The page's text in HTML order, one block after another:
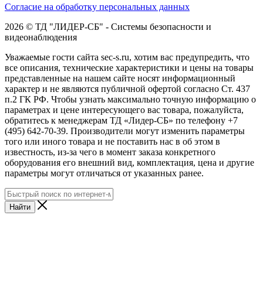
Согласие на обработку персональных данных
2026 © ТД "ЛИДЕР-СБ" - Системы безопасности и
видеонаблюдения
Уважаемые гости сайта sec-s.ru, хотим вас предупредить, что
все описания, технические характеристики и цены на товары
представленные на нашем сайте носят информационный
характер и не являются публичной офертой согласно Ст. 437
п.2 ГК РФ. Чтобы узнать максимально точную информацию о
параметрах и цене интересующего вас товара, пожалуйста,
обратитесь к менеджерам ТД «Лидер-СБ» по телефону +7
(495) 642-70-39. Производители могут изменить параметры
того или иного товара и не поставить нас в об этом в
известность, из-за чего в момент заказа конкретного
оборудования его внешний вид, комплектация, цена и другие
параметры могут отличаться от указанных ранее.
Найти